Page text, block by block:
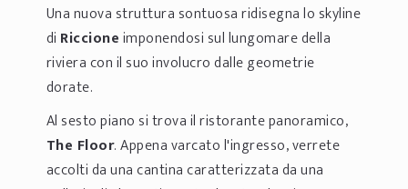
Una nuova struttura sontuosa ridisegna lo skyline
di Riccioneimponendosi sul lungomare della
riviera con il suo involucro dalle geometrie
dorate.
Al sesto piano si trova il ristorante panoramico,
The Floor. Appena varcato l'ingresso, verrete
accolti da una cantina caratterizzata da una